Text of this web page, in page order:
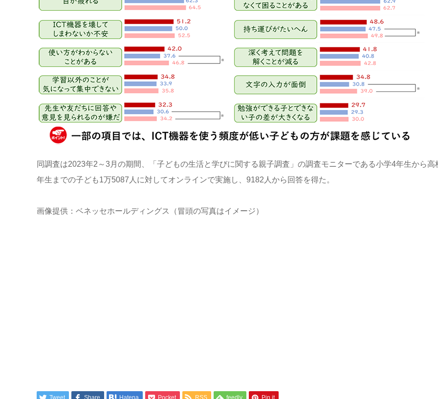
同調査は2023年2～3月の期間、「子どもの生活と学びに関する親子調査」の調査モニターである小学4年生から高
年生までの子ども1万5087人に対してオンラインで実施し、9182人から回答を得た。
画像提供：ベネッセホールディングス（冒頭の写真はイメージ）
Tweet Share Hatena Pocket RSS feedly Pin it